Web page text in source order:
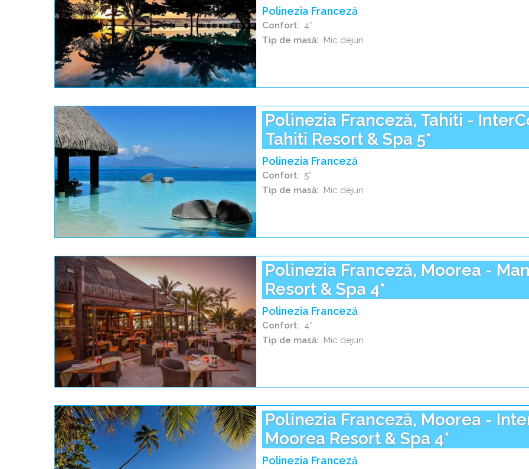
Polinezia Franceză
Confort
4*
Tip de masă
Mic dejun
Polinezia Franceză, Tahiti -
Tahiti Resort & Spa 5*
Polinezia Franceză
Confort
5*
Tip de masă
Mic dejun
Polinezia Franceză, Moorea -
Resort & Spa 4*
Polinezia Franceză
Confort
4*
Tip de masă
Mic dejun
Polinezia Franceză, Moorea -
Moorea Resort & Spa 4*
Polinezia Franceză